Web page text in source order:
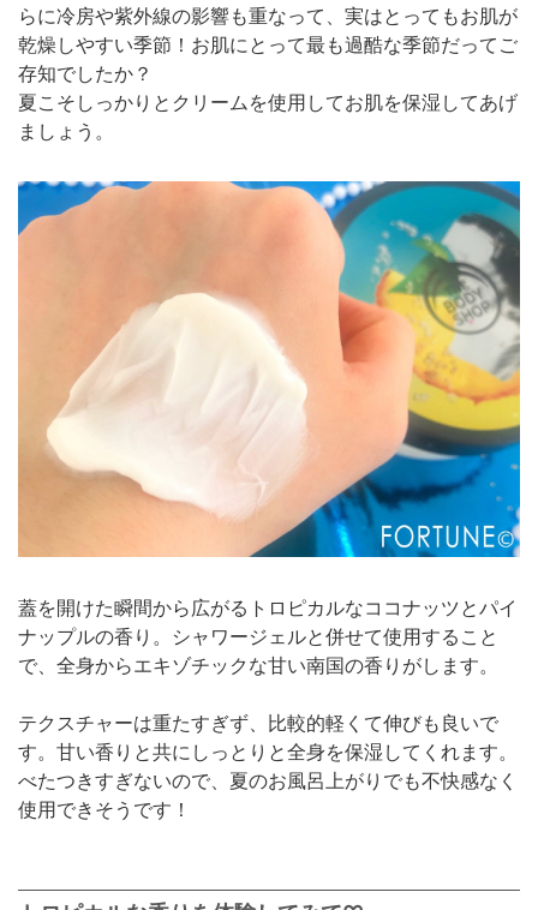
らに冷房や紫外線の影響も重なって、実はとってもお肌が
乾燥しやすい季節！お肌にとって最も過酷な季節だってご
存知でしたか？
夏こそしっかりとクリームを使用してお肌を保湿してあげ
ましょう。
蓋を開けた瞬間から広がるトロピカルなココナッツとパイ
ナップルの香り。シャワージェルと併せて使用すること
で、全身からエキゾチックな甘い南国の香りがします。
テクスチャーは重たすぎず、比較的軽くて伸びも良いで
す。甘い香りと共にしっとりと全身を保湿してくれます。
べたつきすぎないので、夏のお風呂上がりでも不快感なく
使用できそうです！